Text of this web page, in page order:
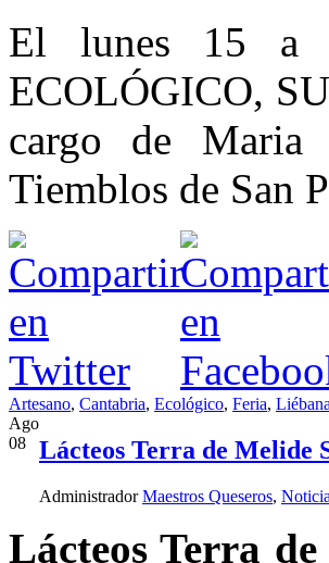
El lunes 15 a
ECOLÓGICO,
cargo de Maria
Tiemblos de San
Artesano, Cantabria, Ecológico, Feria, Liébana
Ago
08
Lácteos Terra de Melide
Administrador Maestros Queseros,
Lácteos Terra